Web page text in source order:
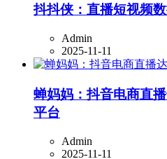
抖抖侠：直播短视频
Admin
2025-11-11
蝉妈妈：抖音电商直
平台
Admin
2025-11-11